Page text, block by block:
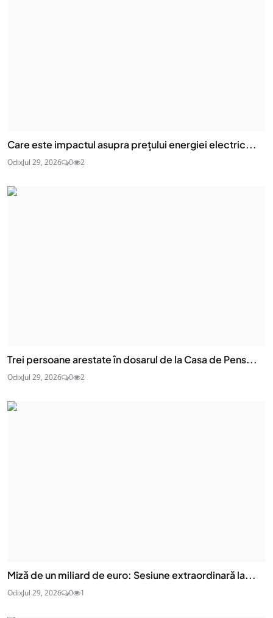
Care este impactul asupra prețului energiei electric...
OdixJul 29, 2026 0 2
Trei persoane arestate în dosarul de la Casa de Pens...
OdixJul 29, 2026 0 2
Miză de un miliard de euro: Sesiune extraordinară la...
OdixJul 29, 2026 0 1